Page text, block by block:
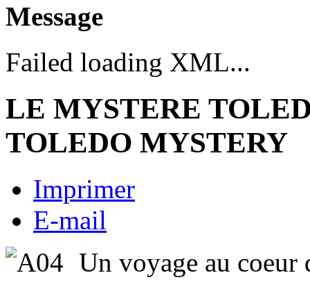
Message
Failed loading XML...
LE MYSTERE
TOLEDO MYSTERY
Imprimer
E-mail
Un voyage au